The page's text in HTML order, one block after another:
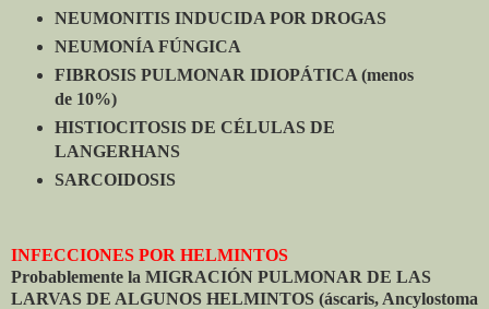
NEUMONITIS INDUCIDA POR DROGAS
NEUMONÍA FÚNGICA
FIBROSIS PULMONAR IDIOPÁTICA (menos
de 10%)
HISTIOCITOSIS DE CÉLULAS DE
LANGERHANS
SARCOIDOSIS
INFECCIONES POR HELMINTOS
Probablemente la MIGRACIÓN PULMONAR DE LAS
LARVAS DE ALGUNOS HELMINTOS (áscaris, Ancylostoma